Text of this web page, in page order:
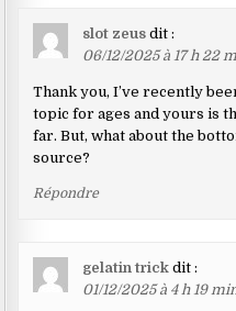
slot zeus dit :
06/12/2025 à 17 h 22
Thank you, I’ve recently
topic for ages and yours is
far. But, what about the
source?
Répondre
gelatin trick dit :
01/12/2025 à 4 h 19